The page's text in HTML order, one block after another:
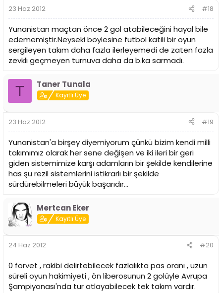
23 Haz 2012 #18
Yunanistan maçtan önce 2 gol atabileceğini hayal bile
edememiştir.Neyseki böylesine futbol katili bir oyun
sergileyen takım daha fazla ilerleyemedi de zaten fazla
zevkli geçmeyen turnuva daha da b.ka sarmadı.
T Taner Tunala
Kayıtlı Üye
23 Haz 2012 #19
Yunanistan'a birşey diyemiyorum çünkü bizim kendi milli
takımımız olarak her sene değişen ve iki ileri bir geri
giden sistemimize karşı adamların bir şekilde kendilerine
has şu rezil sistemlerini istikrarlı bir şekilde
sürdürebilmeleri büyük başarıdır...
Mertcan Eker
Kayıtlı Üye
24 Haz 2012 #20
0 forvet , rakibi delirtebilecek fazlalıkta pas oranı , uzun
süreli oyun hakimiyeti , ön liberosunun 2 golüyle Avrupa
Şampiyonası'nda tur atlayabilecek tek takım vardır.